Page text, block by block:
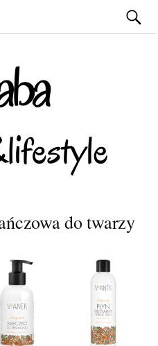
Szukaj:
do twarzy